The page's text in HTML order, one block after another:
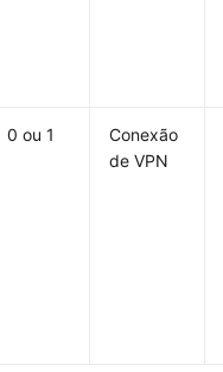
0 ou 1
Conexão
de VPN